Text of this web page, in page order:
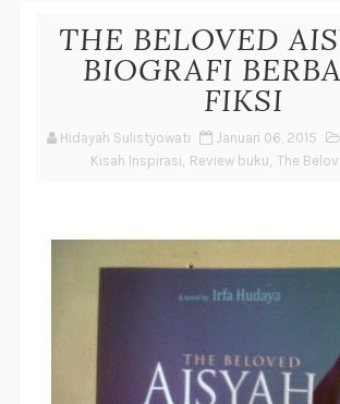
THE BELOVED
BIOGRAFI
FIKSI
Hidayah Sulistyowati Januari 06, 2015
Kisah Inspirasi, Review buku, The